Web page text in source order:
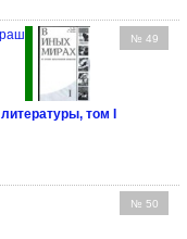
№ 49
том I
№ 50